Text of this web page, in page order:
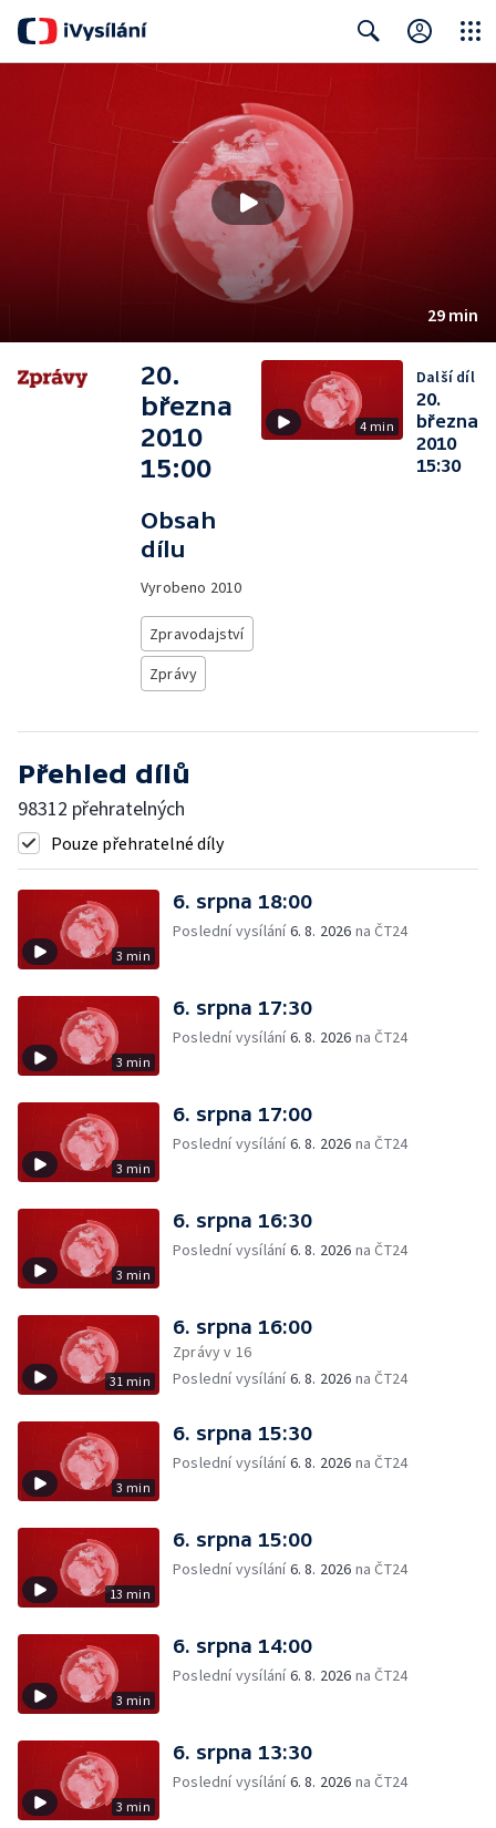
29 min
20.
března
2010
15:00
Obsah
dílu
Vyrobeno 2010
Zpravodajství
Zprávy
4 min
Další díl
20.
března
2010
15:30
Přehled dílů
98312 přehratelných
Pouze přehratelné díly
3 min
6. srpna 18:00
Poslední vysílání6. 8. 2026 na ČT24
3 min
6. srpna 17:30
Poslední vysílání6. 8. 2026 na ČT24
3 min
6. srpna 17:00
Poslední vysílání6. 8. 2026 na ČT24
3 min
6. srpna 16:30
Poslední vysílání6. 8. 2026 na ČT24
31 min
6. srpna 16:00
Zprávy v 16
Poslední vysílání6. 8. 2026 na ČT24
3 min
6. srpna 15:30
Poslední vysílání6. 8. 2026 na ČT24
13 min
6. srpna 15:00
Poslední vysílání6. 8. 2026 na ČT24
3 min
6. srpna 14:00
Poslední vysílání6. 8. 2026 na ČT24
3 min
6. srpna 13:30
Poslední vysílání6. 8. 2026 na ČT24